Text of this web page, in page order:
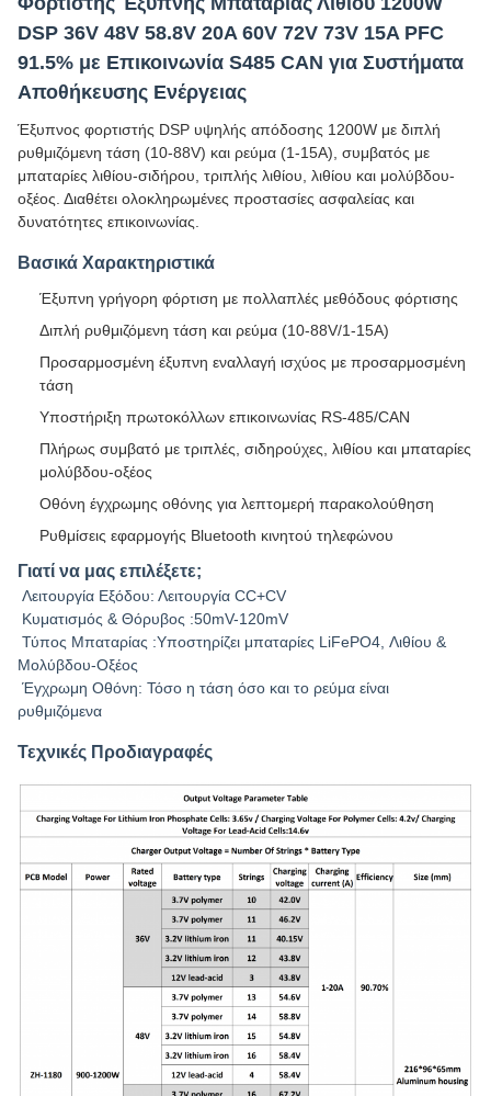
DSP 36V 48V 58.8V 20A 60V 72V 73V 15A PFC
91.5% με Επικοινωνία S485 CAN για Συστήματα
Αποθήκευσης Ενέργειας
Έξυπνος φορτιστής DSP υψηλής απόδοσης 1200W με διπλή
ρυθμιζόμενη τάση (10-88V) και ρεύμα (1-15A), συμβατός με
μπαταρίες λιθίου-σιδήρου, τριπλής λιθίου, λιθίου και μολύβδου-
οξέος. Διαθέτει ολοκληρωμένες προστασίες ασφαλείας και
δυνατότητες επικοινωνίας.
Βασικά Χαρακτηριστικά
Έξυπνη γρήγορη φόρτιση με πολλαπλές μεθόδους φόρτισης
Διπλή ρυθμιζόμενη τάση και ρεύμα (10-88V/1-15A)
Προσαρμοσμένη έξυπνη εναλλαγή ισχύος με προσαρμοσμένη
τάση
Υποστήριξη πρωτοκόλλων επικοινωνίας RS-485/CAN
Πλήρως συμβατό με τριπλές, σιδηρούχες, λιθίου και μπαταρίες
μολύβδου-οξέος
Οθόνη έγχρωμης οθόνης για λεπτομερή παρακολούθηση
Ρυθμίσεις εφαρμογής Bluetooth κινητού τηλεφώνου
Γιατί να μας επιλέξετε;
Λειτουργία Εξόδου: Λειτουργία CC+CV
Κυματισμός & Θόρυβος :50mV-120mV
Τύπος Μπαταρίας :Υποστηρίζει μπαταρίες LiFePO4, Λιθίου &
Μολύβδου-Οξέος
Έγχρωμη Οθόνη: Τόσο η τάση όσο και το ρεύμα είναι
ρυθμιζόμενα
Τεχνικές Προδιαγραφές